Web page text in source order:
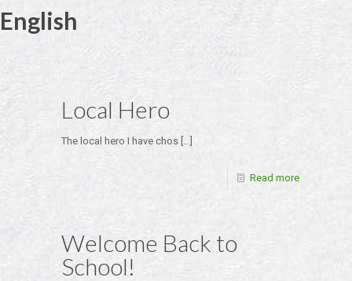
English
Local Hero
The local hero I have chos
Read more
Welcome Back to
School!